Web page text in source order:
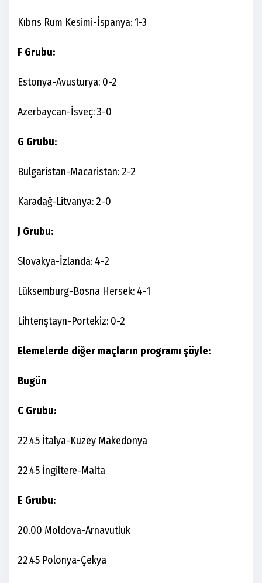
Kıbrıs Rum Kesimi-İspanya: 1-3
F Grubu:
Estonya-Avusturya: 0-2
Azerbaycan-İsveç: 3-0
G Grubu:
Bulgaristan-Macaristan: 2-2
Karadağ-Litvanya: 2-0
J Grubu:
Slovakya-İzlanda: 4-2
Lüksemburg-Bosna Hersek: 4-1
Lihtenştayn-Portekiz: 0-2
Elemelerde diğer maçların programı şöyle:
Bugün
C Grubu:
22.45 İtalya-Kuzey Makedonya
22.45 İngiltere-Malta
E Grubu:
20.00 Moldova-Arnavutluk
22.45 Polonya-Çekya